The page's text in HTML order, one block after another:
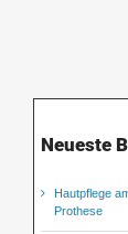
Neueste
Hautpflege
Prothese